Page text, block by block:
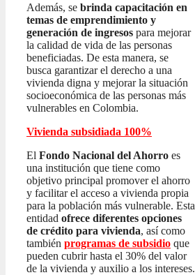
Además, se brinda capacitación en
temas de emprendimiento y
generación de ingresos para mejorar
la calidad de vida de las personas
beneficiadas. De esta manera, se
busca garantizar el derecho a una
vivienda digna y mejorar la situación
socioeconómica de las personas más
vulnerables en Colombia.
Vivienda subsidiada 100%
El Fondo Nacional del Ahorro es
una institución que tiene como
objetivo principal promover el ahorro
y facilitar el acceso a vivienda propia
para la población más vulnerable. Esta
entidad ofrece diferentes opciones
de crédito para vivienda, así como
también programas de subsidio que
pueden cubrir hasta el 30% del valor
de la vivienda y auxilio a los intereses.